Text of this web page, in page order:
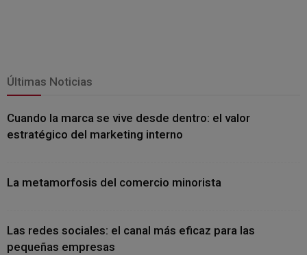
Últimas Noticias
Cuando la marca se vive desde dentro: el valor
estratégico del marketing interno
La metamorfosis del comercio minorista
Las redes sociales: el canal más eficaz para las
pequeñas empresas